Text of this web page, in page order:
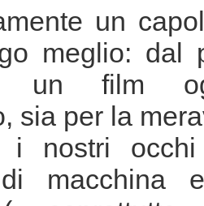
un
meglio: dal
film
sia per la
i nostri
di macchina